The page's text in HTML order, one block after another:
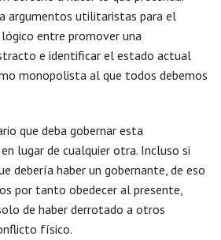
argumentos utilitaristas para el
entre promover una
e identificar el estado actual
monopolista al que todos debemos
que deba gobernar esta
lugar de cualquier otra. Incluso si
debería haber un gobernante, de eso
por tanto obedecer al presente,
de haber derrotado a otros
físico.